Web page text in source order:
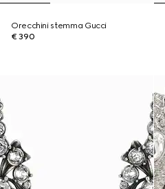
Orecchini stemma Gucci
€ 390